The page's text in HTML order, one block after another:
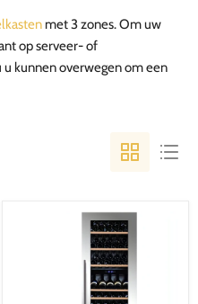
met 3 zones. Om uw
op serveer- of
u kunnen overwegen om een